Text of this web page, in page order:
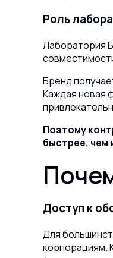
Роль
Лаборатория
Бренд
Каждая новая
Поэтому
быстрее, чем
Доступ к
Для
корпорациям.